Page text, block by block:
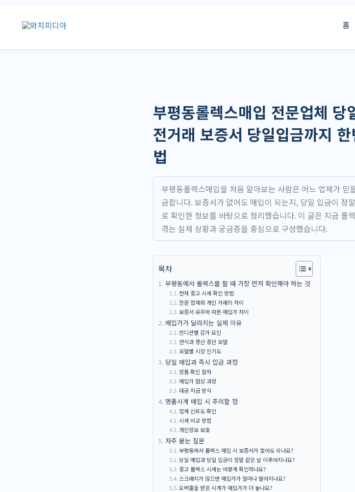
로
홈
부평동롤렉스매입 전문업체 당
전거래 보증서 당일입금까지
법
부평동롤렉스매입을 처음 알아보는 사람은 어느 업체가 믿
금합니다. 보증서가 없어도 매입이 되는지, 당일 입금이 정
로 확인한 정보를 바탕으로 정리했습니다. 이 글은 지금 롤
겪는 실제 상황과 궁금증을 중심으로 구성했습니다.
목차
부평동에서 롤렉스를 팔 때 가장 먼저 확인해야 하는 것
현재 중고 시세 확인 방법
전문 업체와 개인 거래의 차이
보증서 유무에 따른 매입가 차이
매입가가 달라지는 실제 이유
컨디션별 감가 요인
연식과 생산 중단 모델
모델별 시장 인기도
당일 매입과 즉시 입금 과정
정품 확인 절차
매입가 협상 과정
대금 지급 방식
명품시계 매입 시 주의할 점
업체 신뢰도 확인
시세 비교 방법
개인정보 보호
자주 묻는 질문
부평동에서 롤렉스 매입 시 보증서가 없어도 되나요?
당일 매입과 당일 입금이 정말 같은 날 이루어지나요?
중고 롤렉스 시세는 어떻게 확인하나요?
스크래치가 많으면 매입가가 얼마나 떨어지나요?
오버홀을 받은 시계가 매입가가 더 높나요?